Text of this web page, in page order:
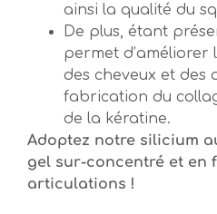
ainsi la qualité du
De plus, étant
permet d’améliorer
des cheveux et des
fabrication du
de la kératine.
Adoptez notre silicium
gel sur-concentré et en
articulations !